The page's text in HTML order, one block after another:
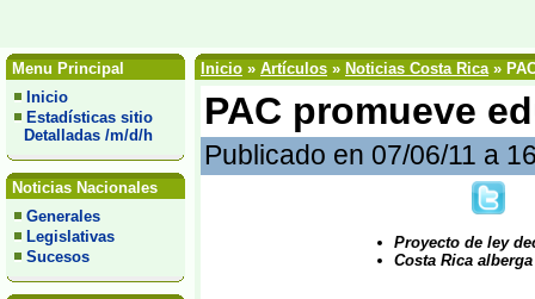
Menu Principal
Inicio
Estadísticas sitio
Detalladas /m/d/h
Noticias Nacionales
Generales
Legislativas
Sucesos
Inicio » Artículos » Noticias Costa Rica»
PAC promueve
Publicado en 07/06/11 a
Proyecto de ley
Costa Rica